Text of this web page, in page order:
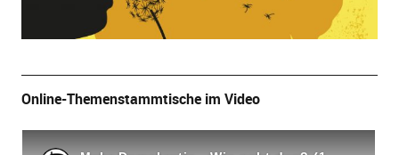
Online-Themenstammtische im Video